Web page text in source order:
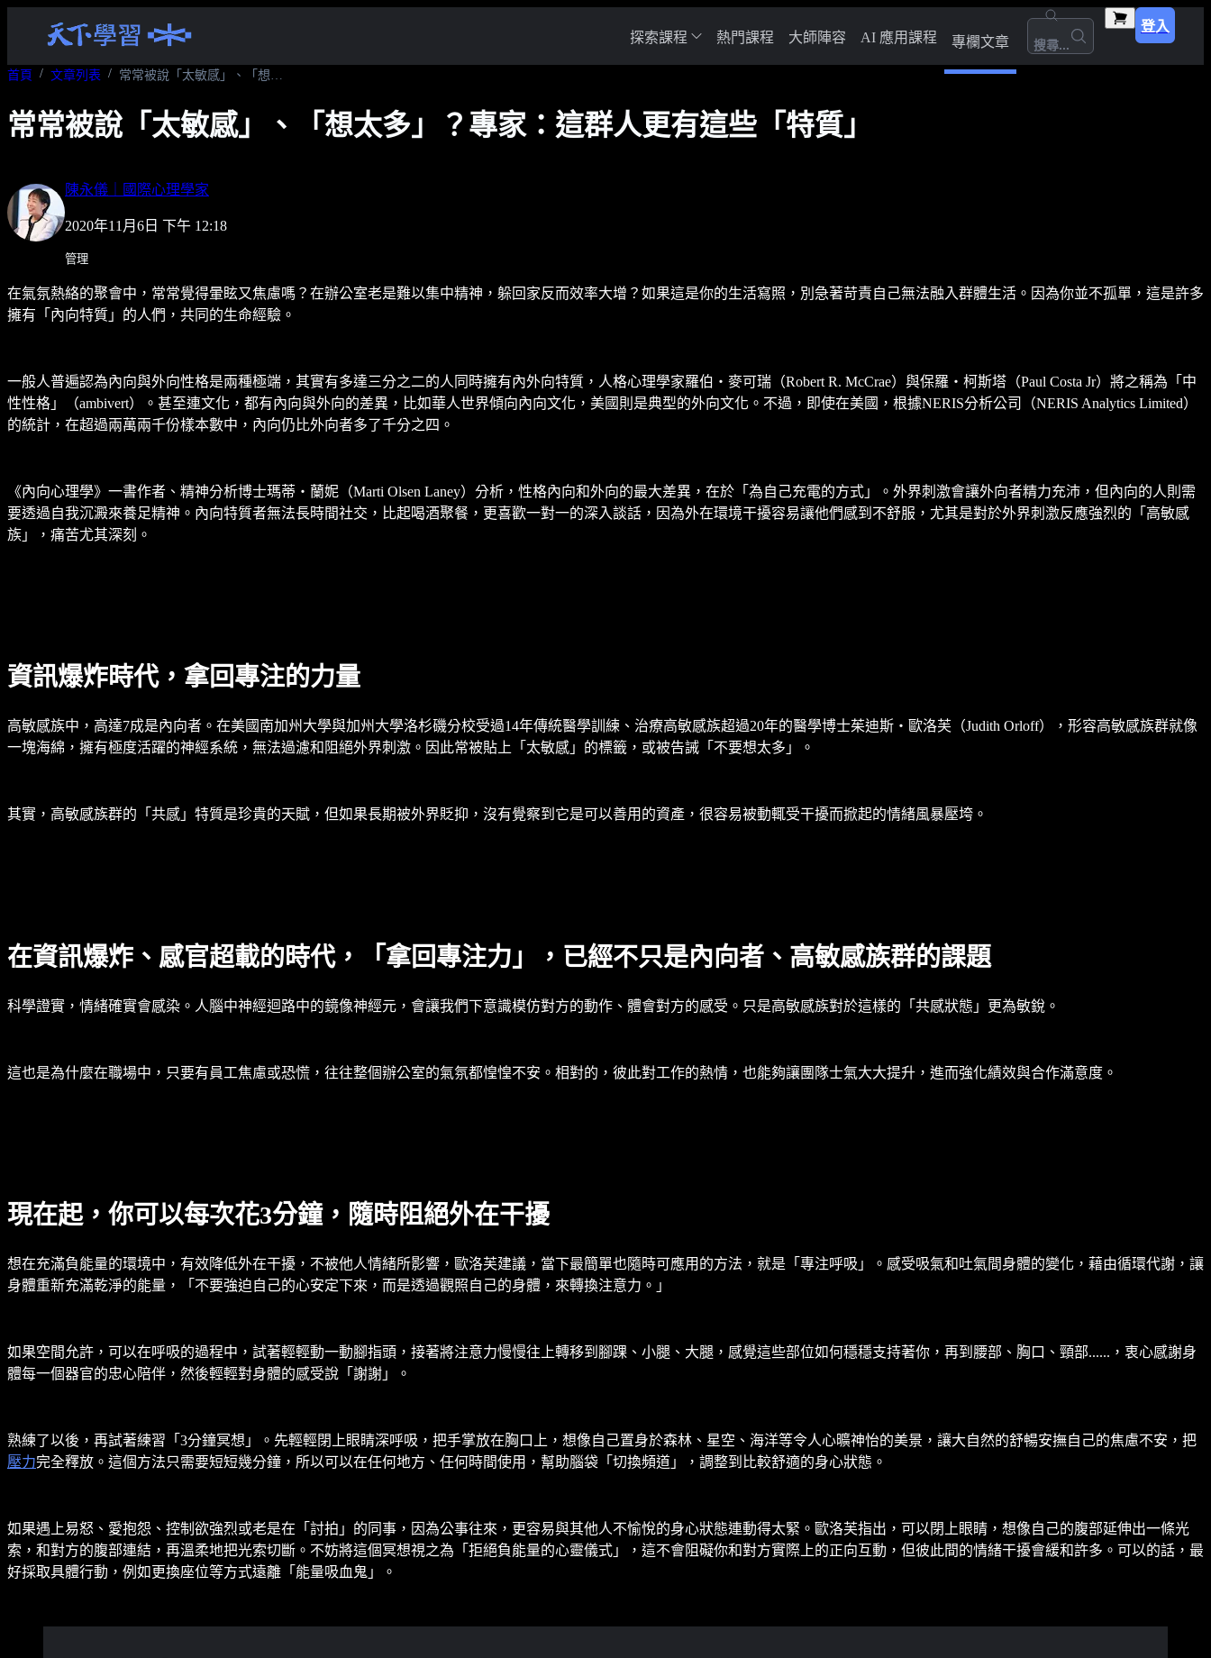
探索課程 熱門課程 大師陣容 AI 應用課程 專欄文章 搜尋...
登入
首頁 文章列表 常常被說「太敏感」、「想太多」？專家：這群人更有這些「特質」
常常被說「太敏感」、「想太多」？專家：這群人更有這些「特質」
陳永儀｜國際心理學家
2020年11月6日 下午 12:18
管理
在氣氛熱絡的聚會中，常常覺得暈眩又焦慮嗎？在辦公室老是難以集中精神，躲回家反而效率大增？如果這是你的生活寫照，別急著苛責自己無法融入群體生活。因為你並不孤單，這是許多
擁有「內向特質」的人們，共同的生命經驗。
一般人普遍認為內向與外向性格是兩種極端，其實有多達三分之二的人同時擁有內外向特質，人格心理學家羅伯‧麥可瑞（Robert R. McCrae）與保羅‧柯斯塔（Paul Costa Jr）將之稱為「中
性性格」（ambivert）。甚至連文化，都有內向與外向的差異，比如華人世界傾向內向文化，美國則是典型的外向文化。不過，即使在美國，根據NERIS分析公司（NERIS Analytics Limited）
的統計，在超過兩萬兩千份樣本數中，內向仍比外向者多了千分之四。
《內向心理學》一書作者、精神分析博士瑪蒂‧蘭妮（Marti Olsen Laney）分析，性格內向和外向的最大差異，在於「為自己充電的方式」。外界刺激會讓外向者精力充沛，但內向的人則需
要透過自我沉澱來養足精神。內向特質者無法長時間社交，比起喝酒聚餐，更喜歡一對一的深入談話，因為外在環境干擾容易讓他們感到不舒服，尤其是對於外界刺激反應強烈的「高敏感
族」，痛苦尤其深刻。
資訊爆炸時代，拿回專注的力量
高敏感族中，高達7成是內向者。在美國南加州大學與加州大學洛杉磯分校受過14年傳統醫學訓練、治療高敏感族超過20年的醫學博士茱迪斯‧歐洛芙（Judith Orloff），形容高敏感族群就像
一塊海綿，擁有極度活躍的神經系統，無法過濾和阻絕外界刺激。因此常被貼上「太敏感」的標籤，或被告誡「不要想太多」。
其實，高敏感族群的「共感」特質是珍貴的天賦，但如果長期被外界貶抑，沒有覺察到它是可以善用的資產，很容易被動輒受干擾而掀起的情緒風暴壓垮。
在資訊爆炸、感官超載的時代，「拿回專注力」，已經不只是內向者、高敏感族群的課題
科學證實，情緒確實會感染。人腦中神經迴路中的鏡像神經元，會讓我們下意識模仿對方的動作、體會對方的感受。只是高敏感族對於這樣的「共感狀態」更為敏銳。
這也是為什麼在職場中，只要有員工焦慮或恐慌，往往整個辦公室的氣氛都惶惶不安。相對的，彼此對工作的熱情，也能夠讓團隊士氣大大提升，進而強化績效與合作滿意度。
現在起，你可以每次花3分鐘，隨時阻絕外在干擾
想在充滿負能量的環境中，有效降低外在干擾，不被他人情緒所影響，歐洛芙建議，當下最簡單也隨時可應用的方法，就是「專注呼吸」。感受吸氣和吐氣間身體的變化，藉由循環代謝，讓
身體重新充滿乾淨的能量，「不要強迫自己的心安定下來，而是透過觀照自己的身體，來轉換注意力。」
如果空間允許，可以在呼吸的過程中，試著輕輕動一動腳指頭，接著將注意力慢慢往上轉移到腳踝、小腿、大腿，感覺這些部位如何穩穩支持著你，再到腰部、胸口、頸部......，衷心感謝身
體每一個器官的忠心陪伴，然後輕輕對身體的感受說「謝謝」。
熟練了以後，再試著練習「3分鐘冥想」。先輕輕閉上眼睛深呼吸，把手掌放在胸口上，想像自己置身於森林、星空、海洋等令人心曠神怡的美景，讓大自然的舒暢安撫自己的焦慮不安，把
壓力完全釋放。這個方法只需要短短幾分鐘，所以可以在任何地方、任何時間使用，幫助腦袋「切換頻道」，調整到比較舒適的身心狀態。
如果遇上易怒、愛抱怨、控制欲強烈或老是在「討拍」的同事，因為公事往來，更容易與其他人不愉悅的身心狀態連動得太緊。歐洛芙指出，可以閉上眼睛，想像自己的腹部延伸出一條光
索，和對方的腹部連結，再溫柔地把光索切斷。不妨將這個冥想視之為「拒絕負能量的心靈儀式」，這不會阻礙你和對方實際上的正向互動，但彼此間的情緒干擾會緩和許多。可以的話，最
好採取具體行動，例如更換座位等方式遠離「能量吸血鬼」。